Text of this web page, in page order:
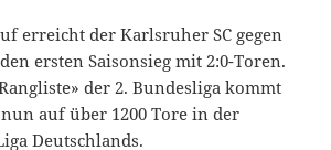
erreicht der Karlsruher SC gegen
ersten Saisonsieg mit 2:0-Toren.
der 2. Bundesliga kommt
auf über 1200 Tore in der
Deutschlands.